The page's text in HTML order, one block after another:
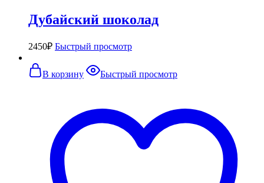
Дубайский шоколад
2450₽ Быстрый просмотр
В корзину Быстрый просмотр